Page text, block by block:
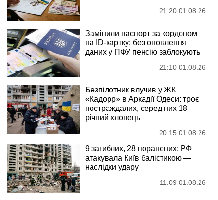
21:20 01.08.26
Замінили паспорт за кордоном
на ID-картку: без оновлення
даних у ПФУ пенсію заблокують
21:10 01.08.26
Безпілотник влучив у ЖК
«Кадорр» в Аркадії Одеси: троє
постраждалих, серед них 18-
річний хлопець
20:15 01.08.26
9 загиблих, 28 поранених: РФ
атакувала Київ балістикою —
наслідки удару
11:09 01.08.26